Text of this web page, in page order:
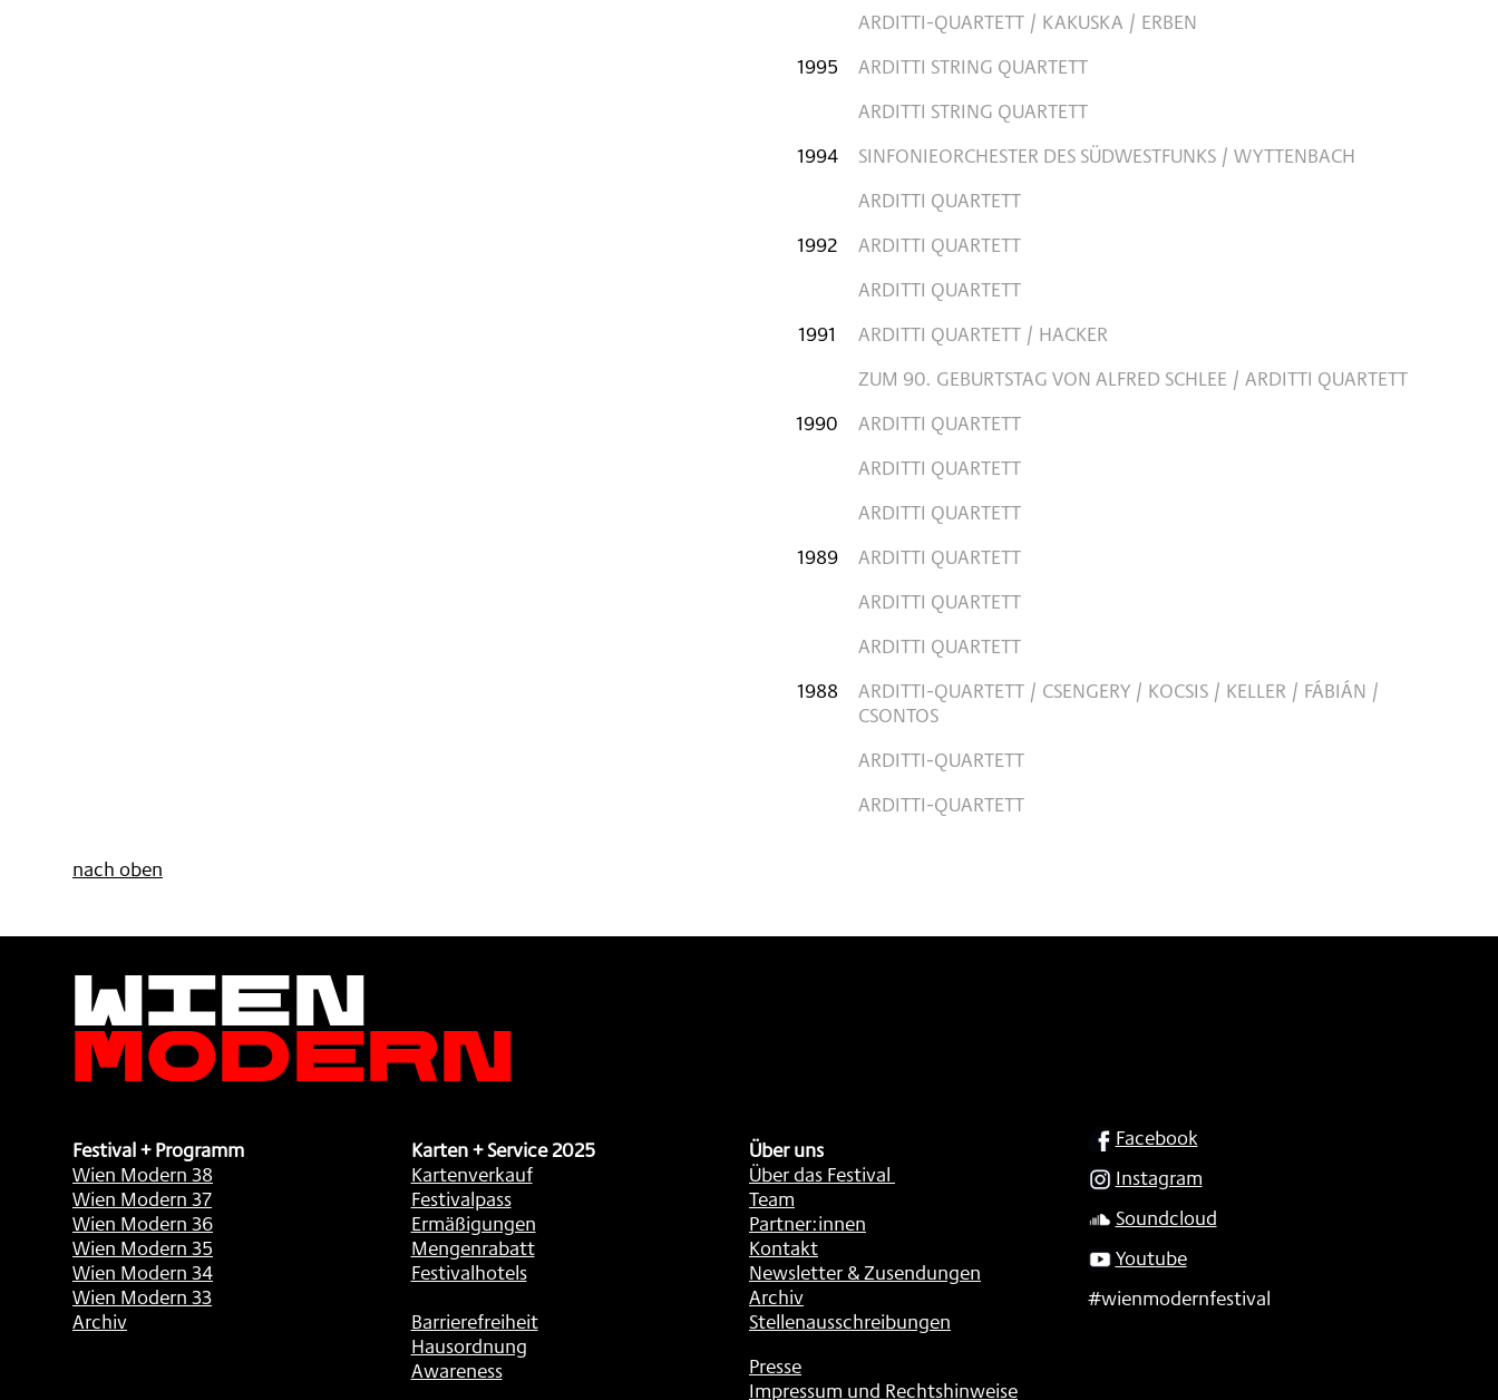
ARDITTI-QUARTETT / KAKUSKA / ERBEN
1995
ARDITTI STRING QUARTETT
ARDITTI STRING QUARTETT
1994
SINFONIEORCHESTER DES SÜDWESTFUNKS / WYTTENBACH
ARDITTI QUARTETT
1992
ARDITTI QUARTETT
ARDITTI QUARTETT
1991
ARDITTI QUARTETT / HACKER
ZUM 90. GEBURTSTAG VON ALFRED SCHLEE / ARDITTI QUARTETT
1990
ARDITTI QUARTETT
ARDITTI QUARTETT
ARDITTI QUARTETT
1989
ARDITTI QUARTETT
ARDITTI QUARTETT
ARDITTI QUARTETT
1988
ARDITTI-QUARTETT / CSENGERY / KOCSIS / KELLER / FÁBIÁN /
CSONTOS
ARDITTI-QUARTETT
ARDITTI-QUARTETT
nach oben
Wien
Modern
Festival + Programm
Wien Modern 38
Wien Modern 37
Wien Modern 36
Wien Modern 35
Wien Modern 34
Wien Modern 33
Archiv
Karten + Service 2025
Kartenverkauf
Festivalpass
Ermäßigungen
Mengenrabatt
Festivalhotels
Barrierefreiheit
Hausordnung
Awareness
Über uns
Über das Festival
Team
Partner:innen
Kontakt
Newsletter & Zusendungen
Archiv
Stellenausschreibungen
Presse
Impressum und Rechtshinweise
SOCIAL
Facebook
Instagram
Soundcloud
Youtube
#wienmodernfestival